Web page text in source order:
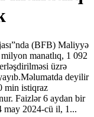
(BFB) Maliyyə
manatlıq, 1 092
üzrə
deyilir
min istiqraz
Faizlər 6 aydan bir
may 2024-cü il, 1...